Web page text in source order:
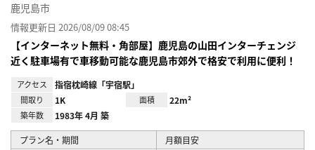
鹿児島市
情報更新日 2026/08/09 08:45
【インターネット無料・角部屋】鹿児島の山田インターチェンジ
近く駐車場有で車移動可能な鹿児島市郊外で格安で利用に便利！
アクセス 指宿枕崎線「宇宿駅」
間取り 1K 面積 22m²
築年数 1983年 4月 築
プラン名・期間 月額目安